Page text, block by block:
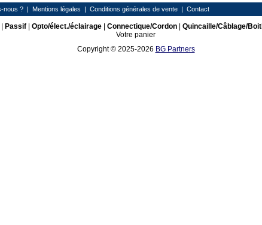
nous ? | Mentions légales | Conditions générales de vente | Contact
Passif| Opto/élect./éclairage| Connectique/Cordon| Quincaille/Câblage/
Votre panier
Copyright © 2025-2026 BG Partners